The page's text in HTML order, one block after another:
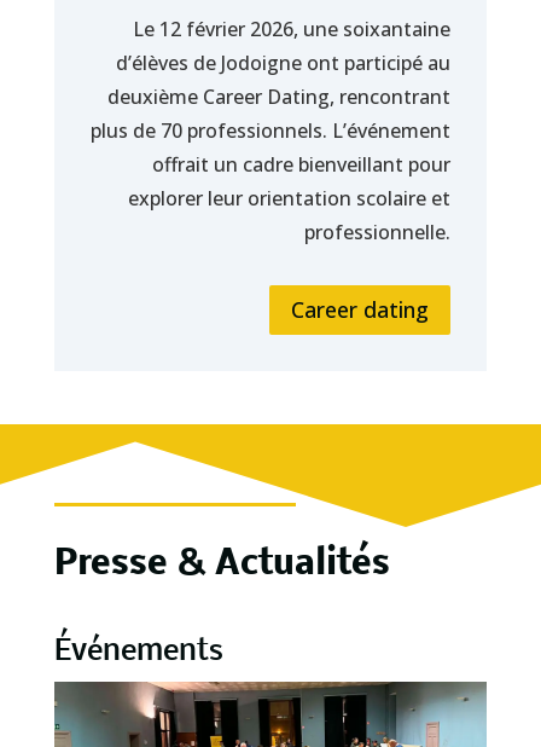
Le 12 février 2026, une soixantaine
d’élèves de Jodoigne ont participé au
deuxième Career Dating, rencontrant
plus de 70 professionnels. L’événement
offrait un cadre bienveillant pour
explorer leur orientation scolaire et
professionnelle.
Career dating
Presse & Actualités
Événements